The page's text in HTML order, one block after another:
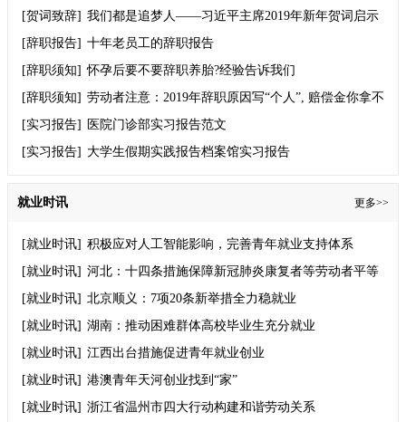
[贺词致辞] 我们都是追梦人——习近平主席2019年新年贺词启示
录
[辞职报告] 十年老员工的辞职报告
[辞职须知] 怀孕后要不要辞职养胎?经验告诉我们
[辞职须知] 劳动者注意：2019年辞职原因写“个人”, 赔偿金你拿不
到！
[实习报告] 医院门诊部实习报告范文
[实习报告] 大学生假期实践报告档案馆实习报告
就业时讯 更多>>
[就业时讯] 积极应对人工智能影响，完善青年就业支持体系
[就业时讯] 河北：十四条措施保障新冠肺炎康复者等劳动者平等
就业权利
[就业时讯] 北京顺义：7项20条新举措全力稳就业
[就业时讯] 湖南：推动困难群体高校毕业生充分就业
[就业时讯] 江西出台措施促进青年就业创业
[就业时讯] 港澳青年天河创业找到“家”
[就业时讯] 浙江省温州市四大行动构建和谐劳动关系